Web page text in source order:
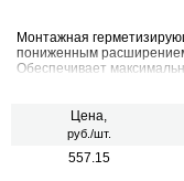
Монтажная
пониженным
Обеспечивает
Цена,
руб./шт.
557.15